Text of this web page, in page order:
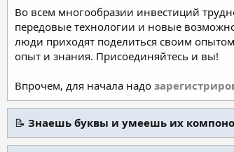
Во всем многообразии инвестиций
передовые технологии и новые
люди приходят поделиться своим
опыт и знания. Присоединяйтесь и вы!
Впрочем, для начала надо
📝 Знаешь буквы и умеешь их